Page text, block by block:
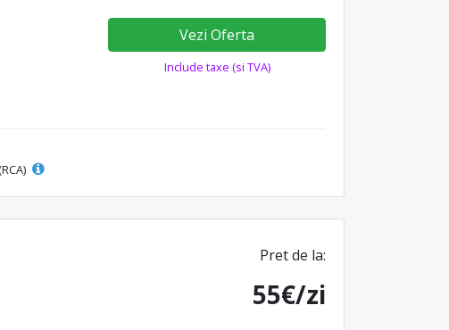
Vezi Oferta
Include taxe (si TVA)
Pret de la:
55€/zi